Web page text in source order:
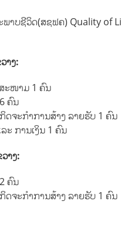
າບຊີວິດ(ສຊຟຄ) Quality of
າງ:
ະໜາມ 1 ຄົນ
ຄົນ
ດຈະກຳການສ້າງ ລາຍຮັບ 1 ຄົນ
ການເງິນ 1 ຄົນ
າງ:
ຄົນ
ດຈະກຳການສ້າງ ລາຍຮັບ 1 ຄົນ